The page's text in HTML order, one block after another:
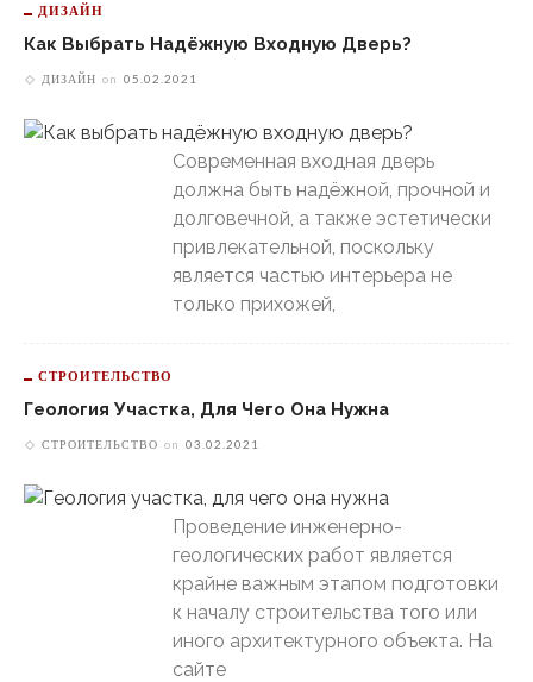
ДИЗАЙН
Как Выбрать Надёжную Входную Дверь?
ДИЗАЙН on 05.02.2021
Современная входная дверь
должна быть надёжной, прочной и
долговечной, а также эстетически
привлекательной, поскольку
является частью интерьера не
только прихожей,
СТРОИТЕЛЬСТВО
Геология Участка, Для Чего Она Нужна
СТРОИТЕЛЬСТВО on 03.02.2021
Проведение инженерно-
геологических работ является
крайне важным этапом подготовки
к началу строительства того или
иного архитектурного объекта. На
сайте